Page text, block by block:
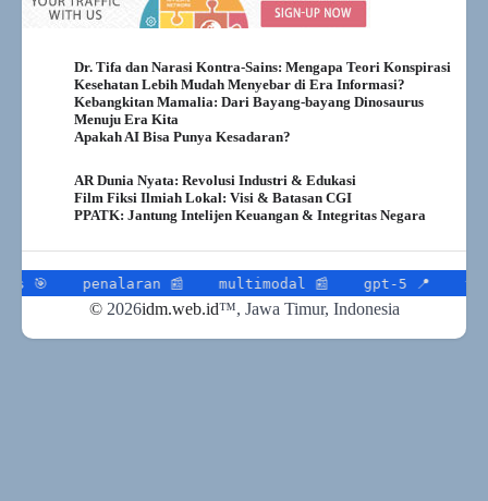
Dr. Tifa dan Narasi Kontra-Sains: Mengapa Teori Konspirasi
Kesehatan Lebih Mudah Menyebar di Era Informasi?
Kebangkitan Mamalia: Dari Bayang-bayang Dinosaurus
Menuju Era Kita
Apakah AI Bisa Punya Kesadaran?
AR Dunia Nyata: Revolusi Industri & Edukasi
Film Fiksi Ilmiah Lokal: Visi & Batasan CGI
PPATK: Jantung Intelijen Keuangan & Integritas Negara
penalaran 📰 multimodal 📰 gpt-5 📍
©2026idm.web.id™, Jawa Timur, Indonesia